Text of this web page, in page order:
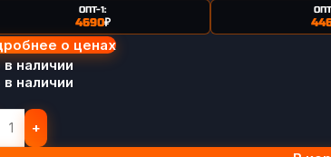
ОПТ-1:
4690₽
о ценах
в наличии
в наличии